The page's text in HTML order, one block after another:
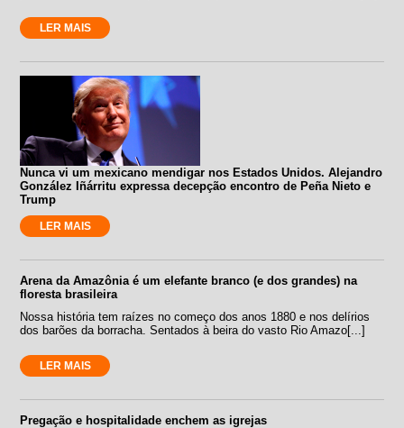
LER MAIS
Nunca vi um mexicano mendigar nos Estados Unidos. Alejandro
González Iñárritu expressa decepção encontro de Peña Nieto e
Trump
LER MAIS
Arena da Amazônia é um elefante branco (e dos grandes) na
floresta brasileira
Nossa história tem raízes no começo dos anos 1880 e nos delírios
dos barões da borracha. Sentados à beira do vasto Rio Amazo[...]
LER MAIS
Pregação e hospitalidade enchem as igrejas